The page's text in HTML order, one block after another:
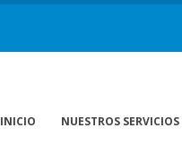
INICIO NUESTROS SERVICIOS